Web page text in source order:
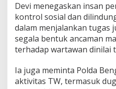
Devi menegaskan insan
kontrol sosial dan
dalam menjalankan tugas
segala bentuk ancaman
terhadap wartawan dinilai
Ia juga meminta Polda
aktivitas TW, termasuk